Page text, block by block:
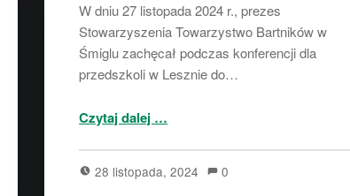
W dniu 27 listopada 2024 r., prezes
Stowarzyszenia Towarzystwo Bartników w
Śmiglu zachęcał podczas konferencji dla
przedszkoli w Lesznie do…
Czytaj dalej …
28 listopada, 2024 0